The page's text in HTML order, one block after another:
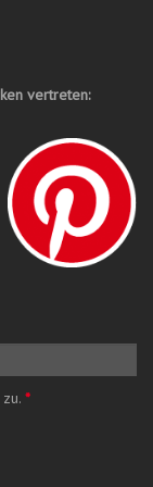
vertreten:
zu. *